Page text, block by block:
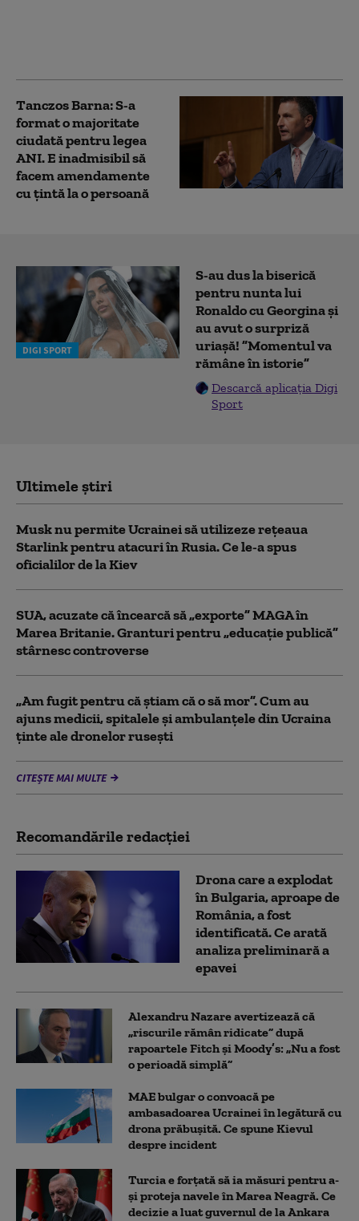
Tanczos Barna: S-a
format o majoritate
ciudată pentru legea
ANI. E inadmisibil să
facem amendamente
cu țintă la o persoană
DIGI SPORT
S-au dus la biserică
pentru nunta lui
Ronaldo cu Georgina și
au avut o surpriză
uriașă! ”Momentul va
rămâne în istorie”
Descarcă aplicația Digi
Sport
Ultimele știri
Musk nu permite Ucrainei să utilizeze reţeaua
Starlink pentru atacuri în Rusia. Ce le-a spus
oficialilor de la Kiev
SUA, acuzate că încearcă să „exporte” MAGA în
Marea Britanie. Granturi pentru „educație publică”
stârnesc controverse
„Am fugit pentru că știam că o să mor”. Cum au
ajuns medicii, spitalele și ambulanțele din Ucraina
ținte ale dronelor rusești
CITEȘTE MAI MULTE
Recomandările redacţiei
Drona care a explodat
în Bulgaria, aproape de
România, a fost
identificată. Ce arată
analiza preliminară a
epavei
Alexandru Nazare avertizează că
„riscurile rămân ridicate” după
rapoartele Fitch și Moody’s: „Nu a fost
o perioadă simplă”
MAE bulgar o convoacă pe
ambasadoarea Ucrainei în legătură cu
drona prăbuşită. Ce spune Kievul
despre incident
Turcia e forțată să ia măsuri pentru a-
și proteja navele în Marea Neagră. Ce
decizie a luat guvernul de la Ankara